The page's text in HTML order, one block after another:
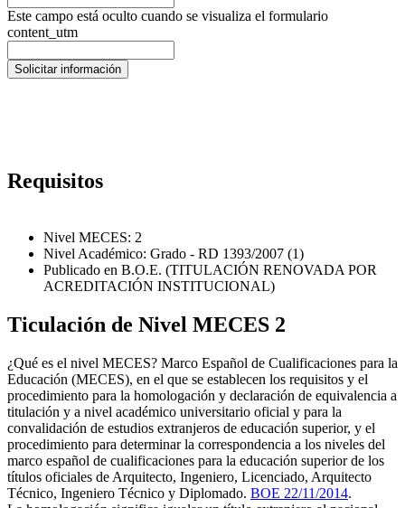
Este campo está oculto cuando se visualiza el formulario
content_utm
Requisitos
Nivel MECES: 2
Nivel Académico: Grado - RD 1393/2007 (1)
Publicado en B.O.E. (TITULACIÓN RENOVADA POR
ACREDITACIÓN INSTITUCIONAL)
Ticulación de Nivel MECES 2
¿Qué es el nivel MECES? Marco Español de Cualificaciones para la
Educación (MECES), en el que se establecen los requisitos y el
procedimiento para la homologación y declaración de equivalencia a
titulación y a nivel académico universitario oficial y para la
convalidación de estudios extranjeros de educación superior, y el
procedimiento para determinar la correspondencia a los niveles del
marco español de cualificaciones para la educación superior de los
títulos oficiales de Arquitecto, Ingeniero, Licenciado, Arquitecto
Técnico, Ingeniero Técnico y Diplomado. BOE 22/11/2014.